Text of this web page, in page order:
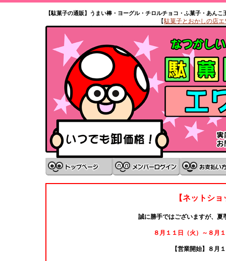
【駄菓子の通販】うまい棒・ヨーグル・チロルチョコ・ふ菓子・あん
【駄菓子とおかしの店エ
【ネットシ
誠に勝手ではございますが、夏
８月１１日（火）～８月
【営業開始】８月